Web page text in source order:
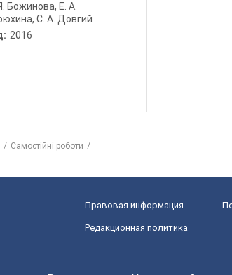
Божинова, Е. А.
С. А. Довгий
2016
Самостійні роботи
Правовая информация
Редакционная политика